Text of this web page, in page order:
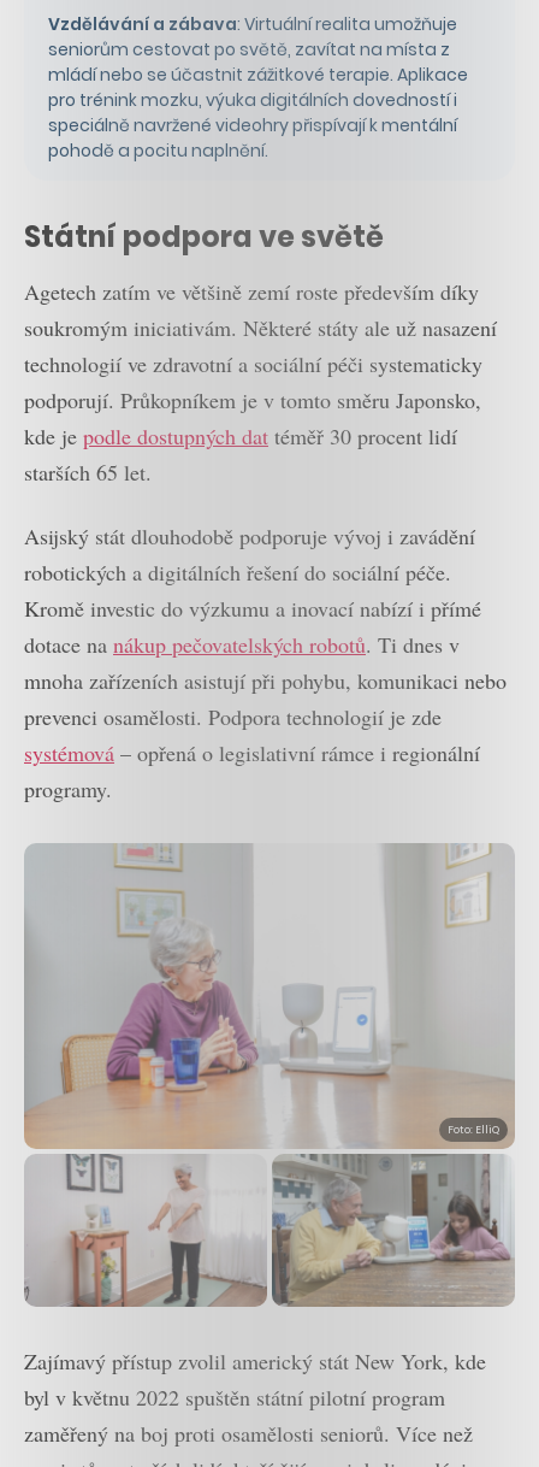
Vzdělávání a zábava: Virtuální realita umožňuje
seniorům cestovat po světě, zavítat na místa z
mládí nebo se účastnit zážitkové terapie. Aplikace
pro trénink mozku, výuka digitálních dovedností i
speciálně navržené videohry přispívají k mentální
pohodě a pocitu naplnění.
Státní podpora ve světě
Agetech zatím ve většině zemí roste především díky
soukromým iniciativám. Některé státy ale už nasazení
technologií ve zdravotní a sociální péči systematicky
podporují. Průkopníkem je v tomto směru Japonsko,
kde je podle dostupných dat téměř 30 procent lidí
starších 65 let.
Asijský stát dlouhodobě podporuje vývoj i zavádění
robotických a digitálních řešení do sociální péče.
Kromě investic do výzkumu a inovací nabízí i přímé
dotace na nákup pečovatelských robotů. Ti dnes v
mnoha zařízeních asistují při pohybu, komunikaci nebo
prevenci osamělosti. Podpora technologií je zde
systémová – opřená o legislativní rámce i regionální
programy.
Foto: ElliQ
Zajímavý přístup zvolil americký stát New York, kde
byl v květnu 2022 spuštěn státní pilotní program
zaměřený na boj proti osamělosti seniorů. Více než